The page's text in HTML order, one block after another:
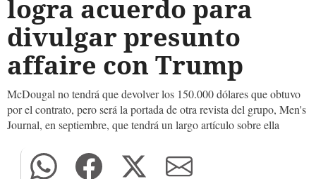
logra acuerdo para
divulgar presunto
affaire con Trump
McDougal no tendrá que devolver los 150.000 dólares que obtuvo
por el contrato, pero será la portada de otra revista del grupo, Men's
Journal, en septiembre, que tendrá un largo artículo sobre ella